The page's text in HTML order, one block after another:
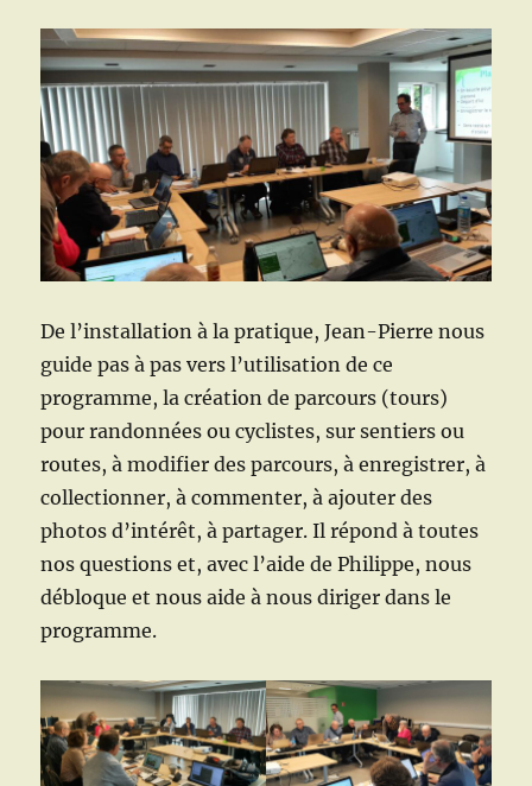
De l’installation à la pratique, Jean-Pierre nous
guide pas à pas vers l’utilisation de ce
programme, la création de parcours (tours)
pour randonnées ou cyclistes, sur sentiers ou
routes, à modifier des parcours, à enregistrer, à
collectionner, à commenter, à ajouter des
photos d’intérêt, à partager. Il répond à toutes
nos questions et, avec l’aide de Philippe, nous
débloque et nous aide à nous diriger dans le
programme.